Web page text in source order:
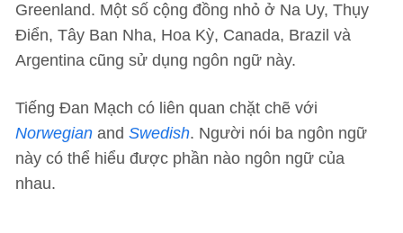
Greenland. Một số cộng đồng nhỏ ở Na Uy, Thụy
Điển, Tây Ban Nha, Hoa Kỳ, Canada, Brazil và
Argentina cũng sử dụng ngôn ngữ này.
Tiếng Đan Mạch có liên quan chặt chẽ với
Norwegian and Swedish. Người nói ba ngôn ngữ
này có thể hiểu được phần nào ngôn ngữ của
nhau.